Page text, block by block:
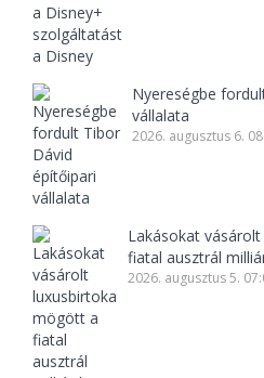
Nyereségbe
vállalata
2026. augusztus 6.
Lakásokat
fiatal ausztrál
2026. augusztus 5.